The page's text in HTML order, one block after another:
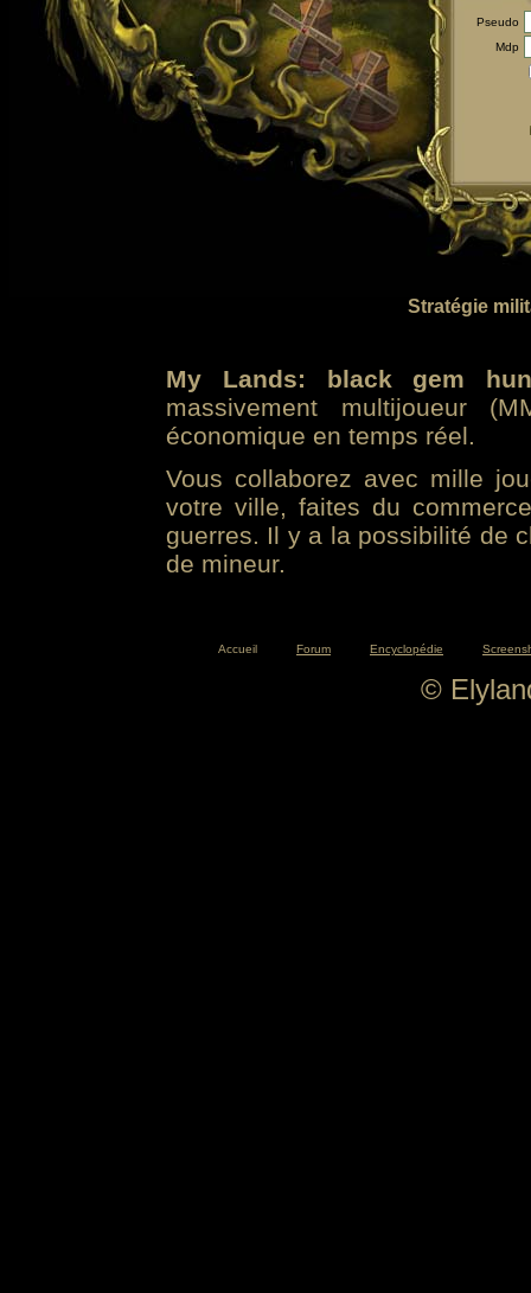
Pseudo
Mdp
Stratégie
My Lands: black gem
massivement multijoueur
économique en temps réel.
Vous collaborez avec mille
votre ville, faites du
guerres. Il y a la possibilité de
de mineur.
Accueil Forum Encyclopédie
©